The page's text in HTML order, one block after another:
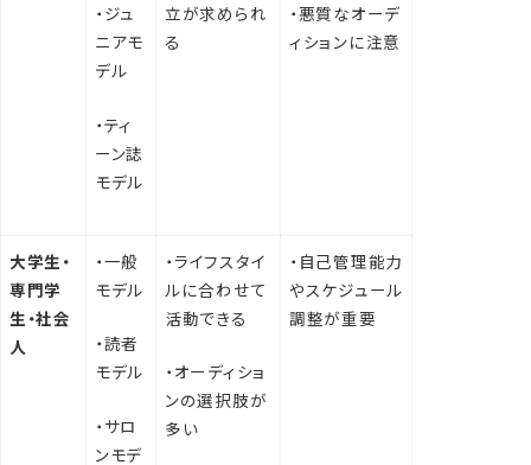
・ジュ
ニアモ
デル
・ティ
ーン誌
モデル
立が求められ
る
・悪質なオーデ
ィションに注意
大学生・
専門学
生・社会
人
・一般
モデル
・読者
モデル
・サロ
ンモデ
・ライフスタイ
ルに合わせて
活動できる
・オーディショ
ンの選択肢が
多い
・自己管理能力
やスケジュール
調整が重要